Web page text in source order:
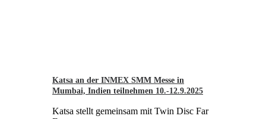
Katsa an der INMEX SMM Messe in
Mumbai, Indien teilnehmen 10.-12.9.2025
Katsa stellt gemeinsam mit Twin Disc Far